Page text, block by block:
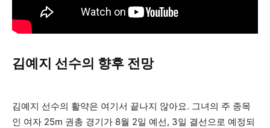
김예지 선수의 향후 전망
김예지 선수의 활약은 여기서 끝나지 않아요. 그녀의 주 종목
인 여자 25m 권총 경기가 8월 2일 예선, 3일 결선으로 예정되